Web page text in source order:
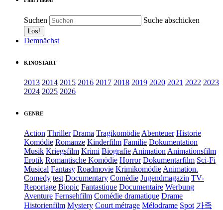
Suchen Suche abschicken
Demnächst
KINOSTART
2013 2014 2015 2016 2017 2018 2019 2020 2021 2022 2023
2024 2025 2026
GENRE
Action Thriller Drama Tragikomödie Abenteuer Historie
Komödie Romanze Kinderfilm Familie Dokumentation
Musik Kriegsfilm Krimi Biografie Animation Animationsfilm
Erotik Romantische Komödie Horror Dokumentarfilm Sci-Fi
Musical Fantasy Roadmovie Krimikomödie Animation.
Comedy test Documentary Comédie Jugendmagazin TV-
Reportage Biopic Fantastique Documentaire Werbung
Aventure Fernsehfilm Comédie dramatique Drame
Historienfilm Mystery Court métrage Mélodrame Spot 가족